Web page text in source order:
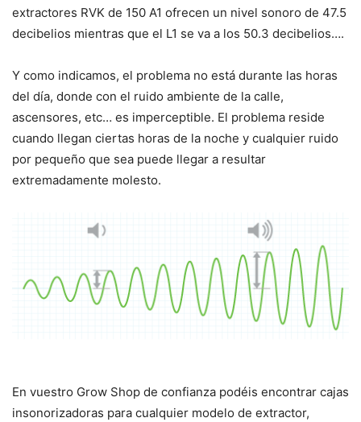
extractores RVK de 150 A1 ofrecen un nivel sonoro de 47.5
decibelios mientras que el L1 se va a los 50.3 decibelios….
Y como indicamos, el problema no está durante las horas
del día, donde con el ruido ambiente de la calle,
ascensores, etc… es imperceptible. El problema reside
cuando llegan ciertas horas de la noche y cualquier ruido
por pequeño que sea puede llegar a resultar
extremadamente molesto.
En vuestro Grow Shop de confianza podéis encontrar cajas
insonorizadoras para cualquier modelo de extractor,